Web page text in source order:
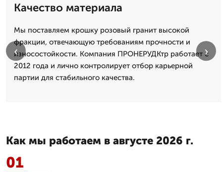
Качество материала
Мы поставляем крошку розовый гранит высокой
фракции, отвечающую требованиям прочности и
износостойкости. Компания ПРОНЕРУДКтр работает с
2012 года и лично контролирует отбор карьерной
партии для стабильного качества.
‹ ›
Как мы работаем в августе 2026 г.
01